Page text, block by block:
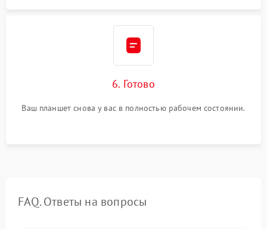
6. Готово
Ваш планшет снова у вас в полностью рабочем состоянии.
FAQ. Ответы на вопросы